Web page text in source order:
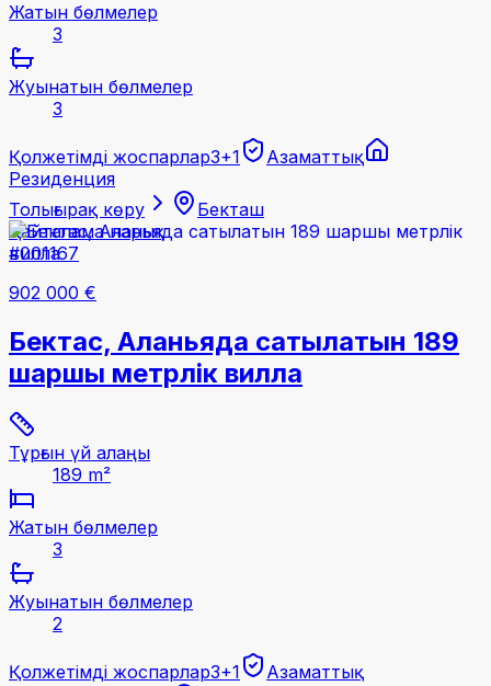
Жатын бөлмелер
3
Жуынатын бөлмелер
3
Қолжетімді жоспарлар3+1
Азаматтық
Резиденция
Толығырақ көру
Бекташ
Қайталама нарық
#001167
902 000 €
Бектас, Аланьяда сатылатын 189
шаршы метрлік вилла
Тұрғын үй алаңы
189 m²
Жатын бөлмелер
3
Жуынатын бөлмелер
2
Қолжетімді жоспарлар3+1 Азаматтық